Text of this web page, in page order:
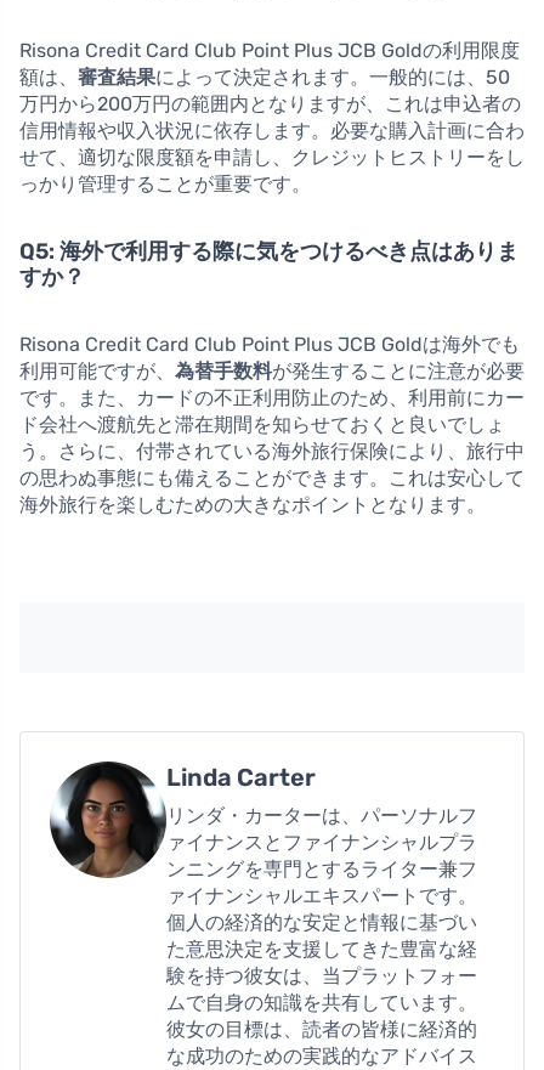
Risona Credit Card Club Point Plus JCB Goldの利用限度
額は、 審査結果によって決定されます。一般的には、50
万円から200万円の範囲内となりますが、これは申込者の
信用情報や収入状況に依存します。必要な購入計画に合わ
せて、適切な限度額を申請し、クレジットヒストリーをし
っかり管理することが重要です。
Q5: 海外で利用する際に気をつけるべき点はありま
すか？
Risona Credit Card Club Point Plus JCB Goldは海外でも
利用可能ですが、 為替手数料が発生することに注意が必要
です。また、カードの不正利用防止のため、利用前にカー
ド会社へ渡航先と滞在期間を知らせておくと良いでしょ
う。さらに、付帯されている海外旅行保険により、旅行中
の思わぬ事態にも備えることができます。これは安心して
海外旅行を楽しむための大きなポイントとなります。
Linda Carter
リンダ・カーターは、パーソナルフ
ァイナンスとファイナンシャルプラ
ンニングを専門とするライター兼フ
ァイナンシャルエキスパートです。
個人の経済的な安定と情報に基づい
た意思決定を支援してきた豊富な経
験を持つ彼女は、当プラットフォー
ムで自身の知識を共有しています。
彼女の目標は、読者の皆様に経済的
な成功のための実践的なアドバイス